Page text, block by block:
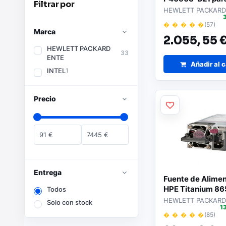
Filtrar por
Marca
HEWLETT PACKARD
ENTE
33
INTEL1
Precio
91 € 7445 €
Entrega
Todos
Solo con stock
Servidores
HEWLETT
� � � � �(57)
2.055,55
Añadir al
Fuente de
HPE Titanium
800W
HEWLETT
� � � � �(85)